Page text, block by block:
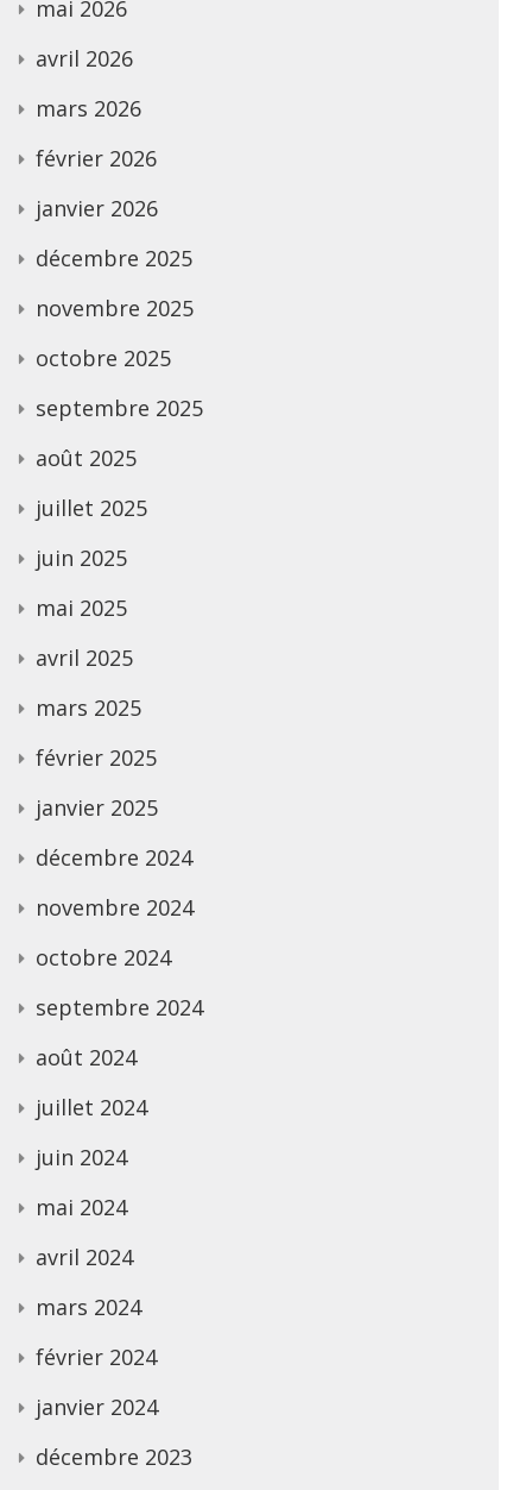
mai 2026
avril 2026
mars 2026
février 2026
janvier 2026
décembre 2025
novembre 2025
octobre 2025
septembre 2025
août 2025
juillet 2025
juin 2025
mai 2025
avril 2025
mars 2025
février 2025
janvier 2025
décembre 2024
novembre 2024
octobre 2024
septembre 2024
août 2024
juillet 2024
juin 2024
mai 2024
avril 2024
mars 2024
février 2024
janvier 2024
décembre 2023